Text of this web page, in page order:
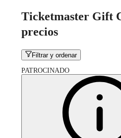
Ticketmaster Gift
precios
Filtrar y ordenar
PATROCINADO